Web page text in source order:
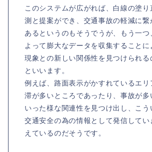
このシステムが広がれば、白線の塗
測と提案ができ、交通事故の軽減に
あるというのもそうでうが、もう一つ
よって膨大なデータを収集すること
現象との新しい関係性を見つけられ
といいます。
例えば、路面表示がかすれているエ
滞が多いところであったり、事故が多
いった様な関連性を見つけ出し、こう
交通安全の為の情報として発信して
えているのだそうです。